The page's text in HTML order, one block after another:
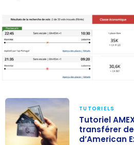
TUTORIELS
Tutoriel
transférer
d’American